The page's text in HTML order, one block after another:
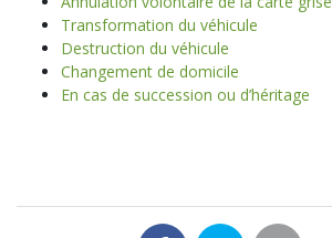
Transformation du véhicule
Destruction du véhicule
Changement de domicile
En cas de succession ou d’héritage